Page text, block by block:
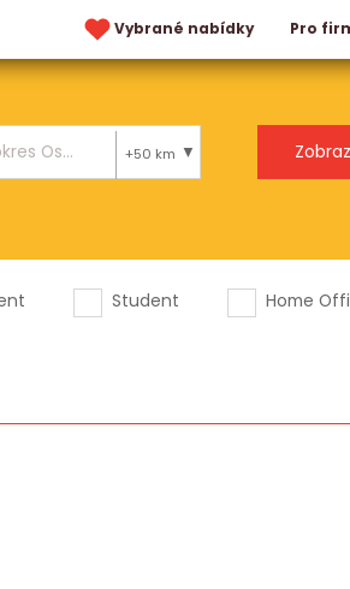
Vybrané nabídky Pro
+50 km
Student Home